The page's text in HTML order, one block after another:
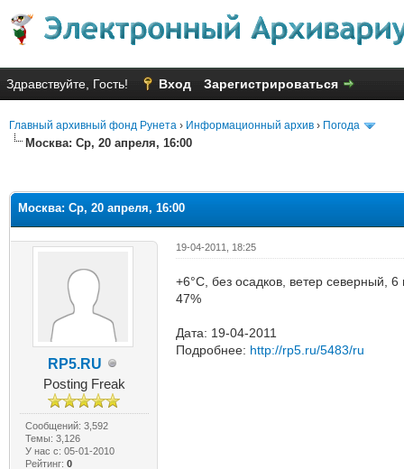
Здравствуйте, Гость! Вход Зарегистрироваться
Главный архивный фонд Рунета › Информационный архив › Погода
Москва: Ср, 20 апреля, 16:00
Москва: Ср, 20 апреля, 16:00
RP5.RU
Posting Freak
Сообщений: 3,592
Темы: 3,126
У нас с: 05-01-2010
Рейтинг: 0
19-04-2011, 18:25
+6°C, без осадков, ветер северный,
47%
Дата: 19-04-2011
Подробнее: http://rp5.ru/5483/ru